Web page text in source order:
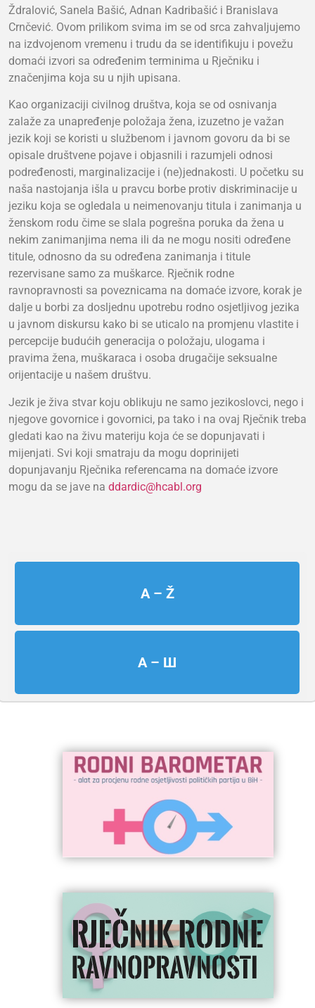
Ždralović, Sanela Bašić, Adnan Kadribašić i Branislava
Crnčević. Ovom prilikom svima im se od srca zahvaljujemo
na izdvojenom vremenu i trudu da se identifikuju i povežu
domaći izvori sa određenim terminima u Rječniku i
značenjima koja su u njih upisana.
Kao organizaciji civilnog društva, koja se od osnivanja
zalaže za unapređenje položaja žena, izuzetno je važan
jezik koji se koristi u službenom i javnom govoru da bi se
opisale društvene pojave i objasnili i razumjeli odnosi
podređenosti, marginalizacije i (ne)jednakosti. U početku su
naša nastojanja išla u pravcu borbe protiv diskriminacije u
jeziku koja se ogledala u neimenovanju titula i zanimanja u
ženskom rodu čime se slala pogrešna poruka da žena u
nekim zanimanjima nema ili da ne mogu nositi određene
titule, odnosno da su određena zanimanja i titule
rezervisane samo za muškarce. Rječnik rodne
ravnopravnosti sa poveznicama na domaće izvore, korak je
dalje u borbi za dosljednu upotrebu rodno osjetljivog jezika
u javnom diskursu kako bi se uticalo na promjenu vlastite i
percepcije budućih generacija o položaju, ulogama i
pravima žena, muškaraca i osoba drugačije seksualne
orijentacije u našem društvu.
Jezik je živa stvar koju oblikuju ne samo jezikoslovci, nego i
njegove govornice i govornici, pa tako i na ovaj Rječnik treba
gledati kao na živu materiju koja će se dopunjavati i
mijenjati. Svi koji smatraju da mogu doprinijeti
dopunjavanju Rječnika referencama na domaće izvore
mogu da se jave na ddardic@hcabl.org
A – Ž
А – Ш